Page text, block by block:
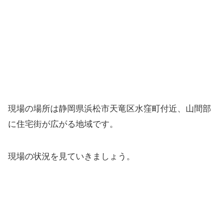
現場の場所は静岡県浜松市天竜区水窪町付近、山間部
に住宅街が広がる地域です。
現場の状況を見ていきましょう。